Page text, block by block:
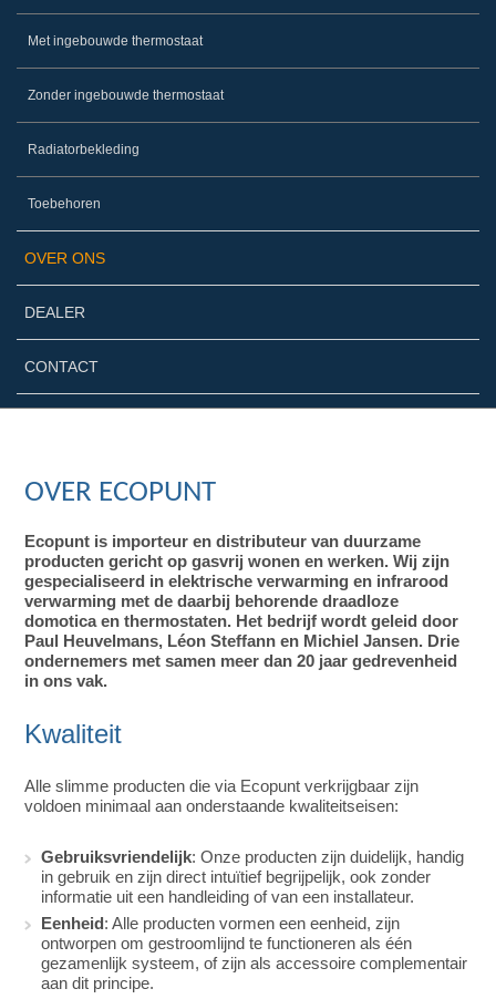
Met ingebouwde thermostaat
Zonder ingebouwde thermostaat
Radiatorbekleding
Toebehoren
OVER ONS
DEALER
CONTACT
OVER ECOPUNT
Ecopunt is importeur en distributeur van duurzame
producten gericht op gasvrij wonen en werken. Wij zijn
gespecialiseerd in elektrische verwarming en infrarood
verwarming met de daarbij behorende draadloze
domotica en thermostaten. Het bedrijf wordt geleid door
Paul Heuvelmans, Léon Steffann en Michiel Jansen. Drie
ondernemers met samen meer dan 20 jaar gedrevenheid
in ons vak.
Kwaliteit
Alle slimme producten die via Ecopunt verkrijgbaar zijn
voldoen minimaal aan onderstaande kwaliteitseisen:
Gebruiksvriendelijk: Onze producten zijn duidelijk, handig
in gebruik en zijn direct intuïtief begrijpelijk, ook zonder
informatie uit een handleiding of van een installateur.
Eenheid: Alle producten vormen een eenheid, zijn
ontworpen om gestroomlijnd te functioneren als één
gezamenlijk systeem, of zijn als accessoire complementair
aan dit principe.